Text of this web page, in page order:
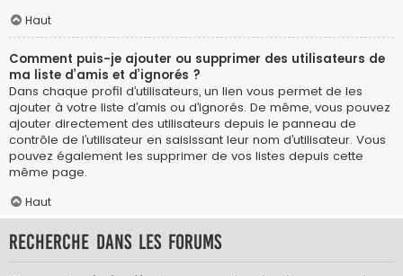
Haut
Comment puis-je ajouter ou supprimer des utilisateurs de
ma liste d’amis et d’ignorés ?
Dans chaque profil d’utilisateurs, un lien vous permet de les
ajouter à votre liste d’amis ou d’ignorés. De même, vous pouvez
ajouter directement des utilisateurs depuis le panneau de
contrôle de l’utilisateur en saisissant leur nom d’utilisateur. Vous
pouvez également les supprimer de vos listes depuis cette
même page.
Haut
Recherche dans les forums